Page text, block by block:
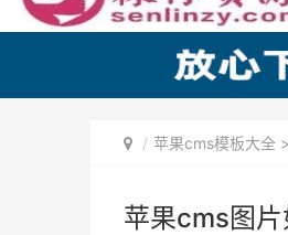
苹果cms模板大全 >
苹果cms图